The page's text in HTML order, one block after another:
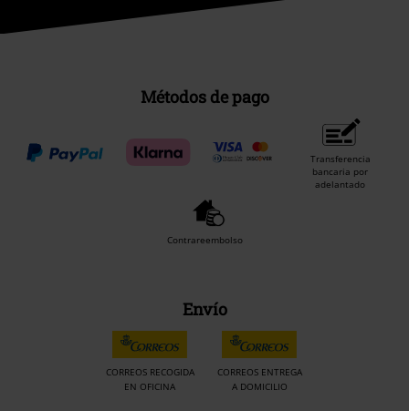
Métodos de pago
Transferencia
bancaria por
adelantado
Contrareembolso
Envío
CORREOS RECOGIDA
EN OFICINA
CORREOS ENTREGA
A DOMICILIO